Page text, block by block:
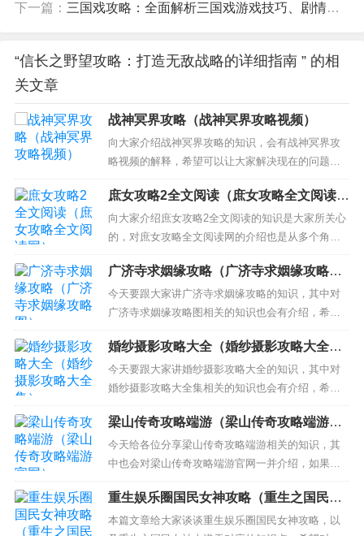
下一篇： 三国戏攻略：全面解析三国戏游戏技巧、剧情和玩法
“信长之野望攻略：打造无敌战略的详细指南 ” 的相
关文章
战神冥界攻略（战神冥界攻略视频）
向大家介绍战神冥界攻略的知识，会有战神冥界攻
略视频的解释，希望可以让大家解决现在的问题！
本文目录一览： 1、ps2战神1 到冥界怎么过？ 2、
战神4冥界门怎么开 3、PSP 战神 奥林匹斯之链 ，
冥界这一关，刚开始就难住了，这个地方怎么过去
啊…… ps2战神1 到冥界怎么过？ 连跳，跳起...
庶女攻略2全文阅读（庶女攻略全文阅读
网）
向大家介绍庶女攻略2全文阅读的知识是大家所关心
的，对庶女攻略全文阅读网的介绍也是从多个角度
来解答，希望可以让大家解决现在的问题！ 本文目
录一览： 1、《庶女攻略》txt下载在线阅读全文，
求百度网盘云资源 2、《庶女攻略》最新txt全集下
载 3、《庶女攻略：腹黑皇子请下嫁》txt下载在线
阅读全...
广济寺求姻缘攻略（广济寺求姻缘攻略
图）
今天要跟大家讲广济寺求姻缘攻略的知识，其中对
广济寺求姻缘攻略图相关的知识也会有介绍，希望
可以帮助大家解答当下的疑问！ 本文目录一览：
1、北京四大求姻缘寺庙 2、去寺庙求姻缘有什么注
意事项 3、北京广济寺求姻缘有什么讲究 北京广济
寺求姻缘的注意事项 4、关于求姻缘，急！！！ 5、
去...
婚纱摄影攻略大全（婚纱摄影攻略大全
集）
今天要跟大家讲婚纱摄影攻略大全的知识，其中对
婚纱摄影攻略大全集相关的知识也会有介绍，希望
可以帮助大家解答当下的疑问！ 本文目录一览：
1、婚纱照攻略大全 如何拍出完美的婚纱照 2、拍婚
纱照全攻略 六个拍摄婚纱照技巧 3、新人拍婚纱照
的攻略 婚纱照攻略大全 如何拍出完美的婚纱照 婚
纱照是...
梁山传奇攻略端游（梁山传奇攻略端游官
网）
今天给各位分享梁山传奇攻略端游相关的知识，其
中也会对梁山传奇攻略端游官网一并介绍，如果能
碰巧解决你现在面临的问题，别忘了关注本站，现
在开始吧！ 本文目录一览： 1、现在什么版本传奇
私服火 人气比较多的那种 2、梁山传奇镇魔神殿怎
重生娱乐圈国民女神攻略（重生之国民女
神太逆天）
本篇文章给大家谈谈重生娱乐圈国民女神攻略，以